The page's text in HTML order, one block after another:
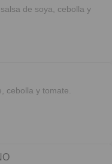
de soya, cebolla y
cebolla y tomate.